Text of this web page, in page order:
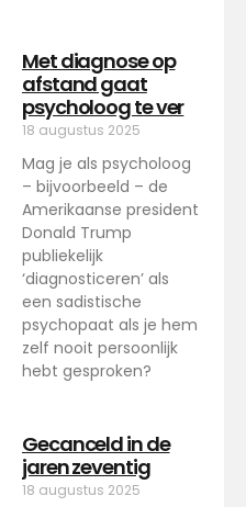
Met diagnose op
afstand gaat
psycholoog te ver
18 augustus 2025
Mag je als psycholoog
– bijvoorbeeld – de
Amerikaanse president
Donald Trump
publiekelijk
‘diagnosticeren’ als
een sadistische
psychopaat als je hem
zelf nooit persoonlijk
hebt gesproken?
Gecanceld in de
jaren zeventig
18 augustus 2025